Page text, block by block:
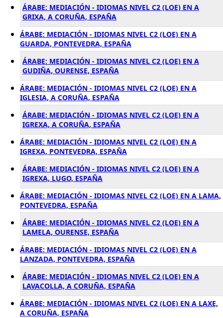
ÁRABE: MEDIACIÓN - IDIOMAS NIVEL C2 (LOE) EN A
GRIXA, A CORUÑA, ESPAÑA
ÁRABE: MEDIACIÓN - IDIOMAS NIVEL C2 (LOE) EN A
GUARDA, PONTEVEDRA, ESPAÑA
ÁRABE: MEDIACIÓN - IDIOMAS NIVEL C2 (LOE) EN A
GUDIÑA, OURENSE, ESPAÑA
ÁRABE: MEDIACIÓN - IDIOMAS NIVEL C2 (LOE) EN A
IGLESIA, A CORUÑA, ESPAÑA
ÁRABE: MEDIACIÓN - IDIOMAS NIVEL C2 (LOE) EN A
IGREXA, A CORUÑA, ESPAÑA
ÁRABE: MEDIACIÓN - IDIOMAS NIVEL C2 (LOE) EN A
IGREXA, PONTEVEDRA, ESPAÑA
ÁRABE: MEDIACIÓN - IDIOMAS NIVEL C2 (LOE) EN A
IGREXA, LUGO, ESPAÑA
ÁRABE: MEDIACIÓN - IDIOMAS NIVEL C2 (LOE) EN A LAMA,
PONTEVEDRA, ESPAÑA
ÁRABE: MEDIACIÓN - IDIOMAS NIVEL C2 (LOE) EN A
LAMELA, OURENSE, ESPAÑA
ÁRABE: MEDIACIÓN - IDIOMAS NIVEL C2 (LOE) EN A
LANZADA, PONTEVEDRA, ESPAÑA
ÁRABE: MEDIACIÓN - IDIOMAS NIVEL C2 (LOE) EN A
LAVACOLLA, A CORUÑA, ESPAÑA
ÁRABE: MEDIACIÓN - IDIOMAS NIVEL C2 (LOE) EN A LAXE,
A CORUÑA, ESPAÑA